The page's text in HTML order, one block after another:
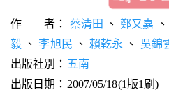
作 者： 蔡清田 、鄭又嘉 、
毅 、李旭民 、賴乾永 、 吳錦
出版社別： 五南
出版日期：2007/05/18(1版1刷)